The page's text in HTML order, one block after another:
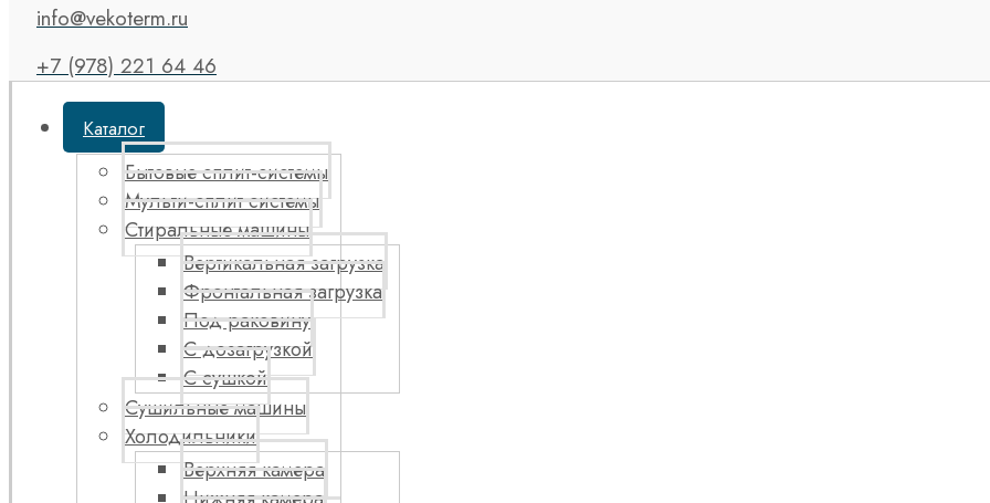
info@vekoterm.ru
+7 (978) 221 64 46
Каталог
Бытовые сплит-системы
Мульти-сплит системы
Стиральные машины
Вертикальная загрузка
Фронтальная загрузка
Под раковину
С дозагрузкой
С сушкой
Сушильные машины
Холодильники
Верхняя камера